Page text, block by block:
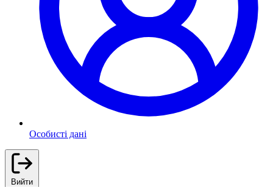
Особисті дані
Вийти